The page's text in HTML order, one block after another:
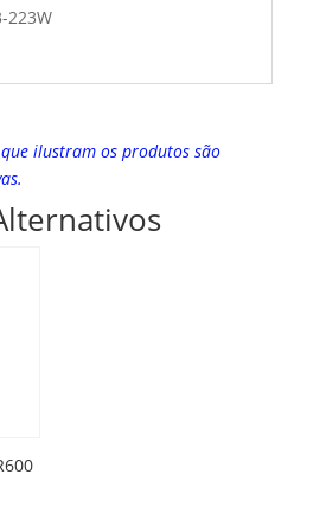
223W
ilustram os produtos são